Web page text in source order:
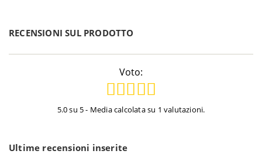
RECENSIONI SUL PRODOTTO
Voto:
5.0 su 5 - Media calcolata su 1 valutazioni.
Ultime recensioni inserite